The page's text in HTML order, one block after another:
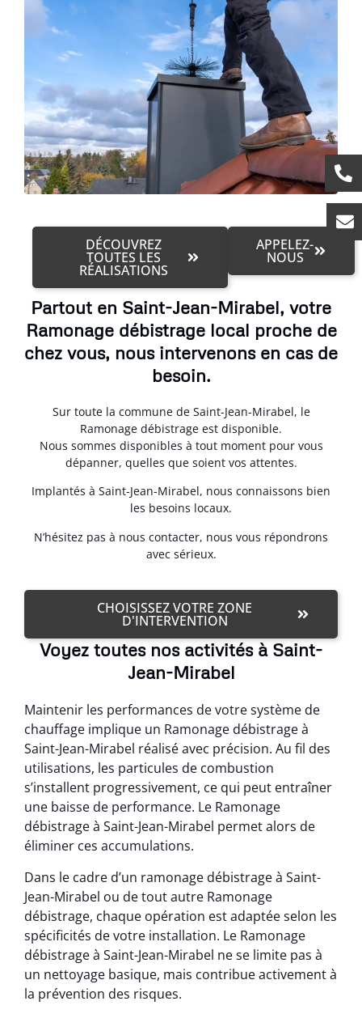
DÉCOUVREZ
TOUTES LES
RÉALISATIONS
APPELEZ-
NOUS
Partout en Saint-Jean-Mirabel, votre
Ramonage débistrage local proche de
chez vous, nous intervenons en cas de
besoin.
Sur toute la commune de Saint-Jean-Mirabel, le
Ramonage débistrage est disponible.
Nous sommes disponibles à tout moment pour vous
dépanner, quelles que soient vos attentes.
Implantés à Saint-Jean-Mirabel, nous connaissons bien
les besoins locaux.
N’hésitez pas à nous contacter, nous vous répondrons
avec sérieux.
CHOISISSEZ VOTRE ZONE
D'INTERVENTION
Voyez toutes nos activités à Saint-
Jean-Mirabel
Maintenir les performances de votre système de
chauffage implique un Ramonage débistrage à
Saint-Jean-Mirabel réalisé avec précision. Au fil des
utilisations, les particules de combustion
s’installent progressivement, ce qui peut entraîner
une baisse de performance. Le Ramonage
débistrage à Saint-Jean-Mirabel permet alors de
éliminer ces accumulations.
Dans le cadre d’un ramonage débistrage à Saint-
Jean-Mirabel ou de tout autre Ramonage
débistrage, chaque opération est adaptée selon les
spécificités de votre installation. Le Ramonage
débistrage à Saint-Jean-Mirabel ne se limite pas à
un nettoyage basique, mais contribue activement à
la prévention des risques.